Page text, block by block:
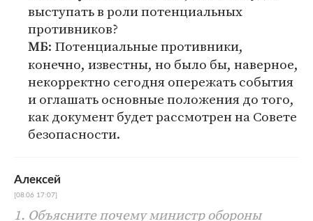
выступать в роли потенциальных
противников?
МБ: Потенциальные противники,
конечно, известны, но было бы, наверное,
некорректно сегодня опережать события
и оглашать основные положения до того,
как документ будет рассмотрен на Совете
безопасности.
Алексей
[08.06 17:07]
1. Объясните почему министр обороны